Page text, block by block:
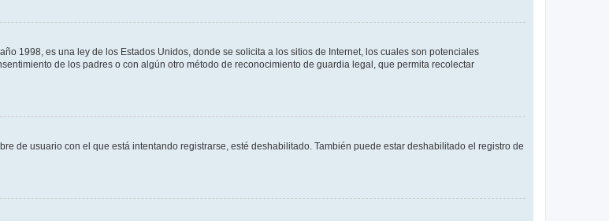
1998, es una ley de los Estados Unidos, donde se solicita a los sitios de Internet, los cuales son potenciales
de los padres o con algún otro método de reconocimiento de guardia legal, que permita recolectar
de usuario con el que está intentando registrarse, esté deshabilitado. También puede estar deshabilitado el registro de